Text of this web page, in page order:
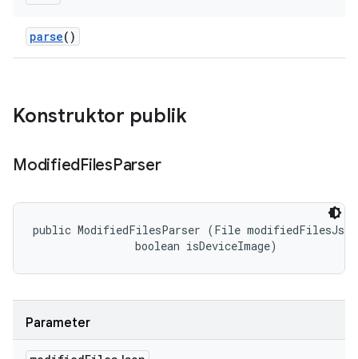
parse()
Konstruktor publik
ModifiedFilesParser
public ModifiedFilesParser (File
                boolean isDeviceImage)
Parameter